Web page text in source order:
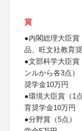
賞
●内閣総理大臣
品、旺文社教育
●文部科学大臣賞
ンルから各3点
奨学金10万円
●環境大臣賞（1
育奨学金10万円
●分野賞（5点）